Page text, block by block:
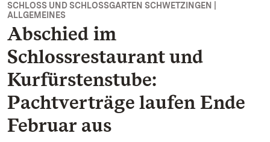
SCHLOSS UND SCHLOSSGARTEN SCHWETZINGEN |
ALLGEMEINES
Abschied im
Schlossrestaurant und
Kurfürstenstube:
Pachtverträge laufen Ende
Februar aus